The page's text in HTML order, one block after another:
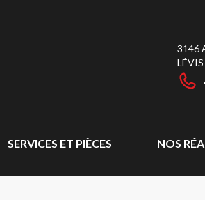
3146
LÉVIS
SERVICES ET PIÈCES NOS